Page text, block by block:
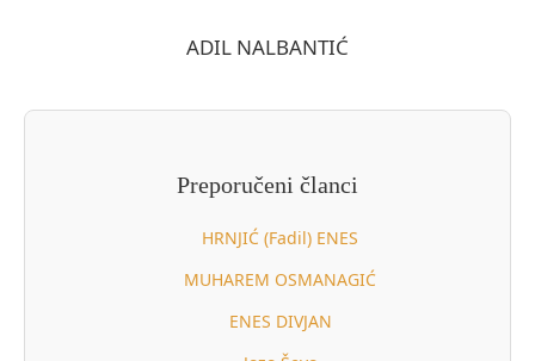
ADIL NALBANTIĆ
Preporučeni članci
HRNJIĆ (Fadil) ENES
MUHAREM OSMANAGIĆ
ENES DIVJAN